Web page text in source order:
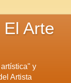
Arte
y
Artista